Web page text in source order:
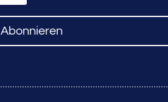
Abonnieren